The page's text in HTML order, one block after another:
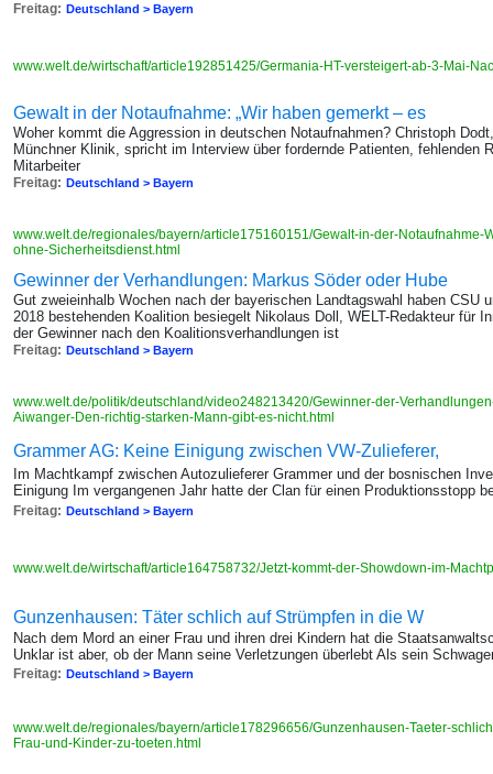
Freitag: Deutschland > Bayern
www.welt.de/wirtschaft/article192851425/Germania-HT-versteigert-ab-3-Mai-
Gewalt in der Notaufnahme: „Wir haben gemerkt – es
Woher kommt die Aggression in deutschen Notaufnahmen? Christoph
Münchner Klinik, spricht im Interview über fordernde Patienten, fehlenden
Mitarbeiter
Freitag: Deutschland > Bayern
www.welt.de/regionales/bayern/article175160151/Gewalt-in-der-Notaufnahme-
ohne-Sicherheitsdienst.html
Gewinner der Verhandlungen: Markus Söder oder Hube
Gut zweieinhalb Wochen nach der bayerischen Landtagswahl haben CSU
2018 bestehenden Koalition besiegelt Nikolaus Doll, WELT-Redakteur für
der Gewinner nach den Koalitionsverhandlungen ist
Freitag: Deutschland > Bayern
www.welt.de/politik/deutschland/video248213420/Gewinner-der-
Aiwanger-Den-richtig-starken-Mann-gibt-es-nicht.html
Grammer AG: Keine Einigung zwischen VW-Zulieferer,
Im Machtkampf zwischen Autozulieferer Grammer und der bosnischen
Einigung Im vergangenen Jahr hatte der Clan für einen Produktionsstopp
Freitag: Deutschland > Bayern
www.welt.de/wirtschaft/article164758732/Jetzt-kommt-der-Showdown-im-
Gunzenhausen: Täter schlich auf Strümpfen in die W
Nach dem Mord an einer Frau und ihren drei Kindern hat die
Unklar ist aber, ob der Mann seine Verletzungen überlebt Als sein
Freitag: Deutschland > Bayern
www.welt.de/regionales/bayern/article178296656/Gunzenhausen-Taeter-
Frau-und-Kinder-zu-toeten.html